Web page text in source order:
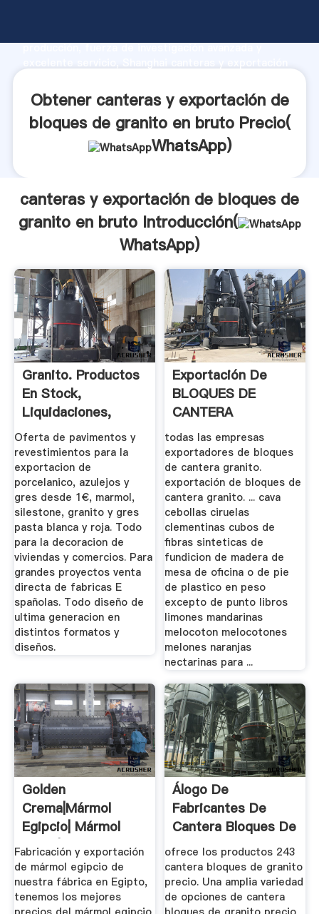
producción, fuerza de investigación avanzada y
valor y aporta valores a todos los clientes.
Obtener canteras y exportación de
bloques de granito en bruto Precio(
WhatsApp)
canteras y exportación de bloques de
granito en bruto Introducción(
WhatsApp)
Granito. Productos
En Stock,
Liquidaciones,
Saldos, Venta ...
Oferta de pavimentos y
revestimientos para la
exportacion de
porcelanico, azulejos y
gres desde 1€, marmol,
silestone, granito y gres
pasta blanca y roja. Todo
para la decoracion de
viviendas y comercios. Para
grandes proyectos venta
directa de fabricas E
spañolas. Todo diseño de
ultima generacion en
distintos formatos y
diseños.
Exportación De
BLOQUES DE
CANTERA
GRANITO.
Exportadores De ...
todas las empresas
exportadores de bloques
de cantera granito.
exportación de bloques de
cantera granito. ... cava
cebollas ciruelas
clementinas cubos de
fibras sinteticas de
fundicion de madera de
mesa de oficina o de pie
de plastico en peso
excepto de punto libros
limones mandarinas
melocoton melocotones
melones naranjas
nectarinas para ...
Golden
Crema|Mármol
Egipcio| Mármol
Beige| Mármol De
Shak ...
Fabricación y exportación
de mármol egipcio de
nuestra fábrica en Egipto,
tenemos los mejores
Álogo De
Fabricantes De
Cantera Bloques De
Granito ...
ofrece los productos 243
cantera bloques de granito
precio. Una amplia variedad
de opciones de cantera